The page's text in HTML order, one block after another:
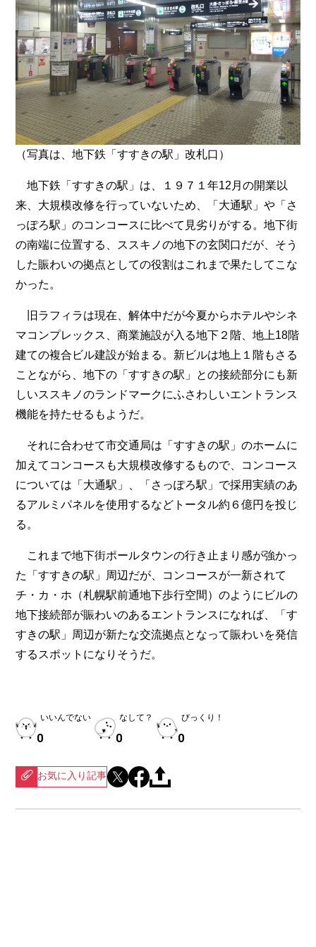
（写真は、地下鉄「すすきの駅」改札口）
地下鉄「すすきの駅」は、１９７１年12月の開業以
来、大規模改修を行っていないため、「大通駅」や「さ
っぽろ駅」のコンコースに比べて見劣りがする。地下街
の南端に位置する、ススキノの地下の玄関口だが、そう
した賑わいの拠点としての役割はこれまで果たしてこな
かった。
旧ラフィラは現在、解体中だが今夏からホテルやシネ
マコンプレックス、商業施設が入る地下２階、地上18階
建ての複合ビル建設が始まる。新ビルは地上１階もさる
ことながら、地下の「すすきの駅」との接続部分にも新
しいススキノのランドマークにふさわしいエントランス
機能を持たせるもようだ。
それに合わせて市交通局は「すすきの駅」のホームに
加えてコンコースも大規模改修するもので、コンコース
については「大通駅」、「さっぽろ駅」で採用実績のあ
るアルミパネルを使用するなどトータル約６億円を投じ
る。
これまで地下街ポールタウンの行き止まり感が強かっ
た「すすきの駅」周辺だが、コンコースが一新されて
チ・カ・ホ（札幌駅前通地下歩行空間）のようにビルの
地下接続部が賑わいのあるエントランスになれば、「す
すきの駅」周辺が新たな交流拠点となって賑わいを発信
するスポットになりそうだ。
いいんでない
0
なして？
0
びっくり！
0
お気に入り記事